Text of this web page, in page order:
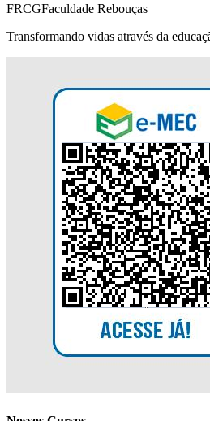
FRCGFaculdade Rebouças
Transformando vidas através da